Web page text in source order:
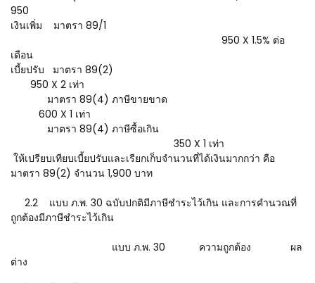
950
เงินเพิ่ม มาตรา 89/1
950 X 1.5% ต่อ
เดือน
เบี้ยปรับ มาตรา 89(2)
950 X 2 เท่า
มาตรา 89(4) ภาษีขายขาด
600 X 1 เท่า
มาตรา 89(4) ภาษีซื้อเกิน
350 X 1 เท่า
ให้เปรียบเทียบเบี้ยปรับและเรียกเก็บจำนวนที่ได้เงินมากกว่า คือ
มาตรา 89(2) จำนวน 1,900 บาท
2.2 แบบ ภ.พ. 30 ฉบับปกติมีภาษีชำระไว้เกิน และการคำนวณที่
ถูกต้องมีภาษีชำระไว้เกิน
แบบ ภ.พ. 30 ความถูกต้อง ผล
ต่าง